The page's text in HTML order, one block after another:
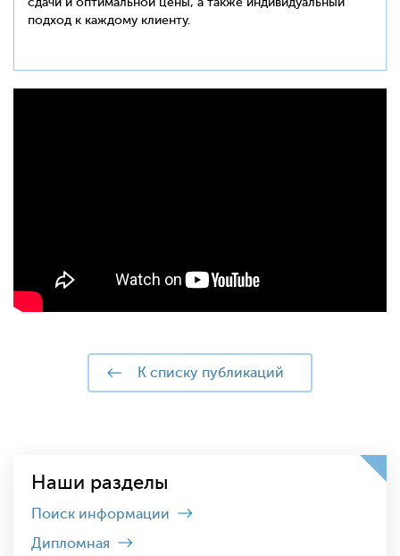
подход к каждому клиенту.
к списку публикаций
Наши разделы
Поиск информации
Дипломная